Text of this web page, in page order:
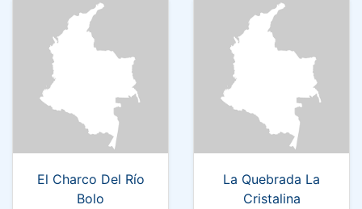
El Charco Del Río
Bolo
La Quebrada La
Cristalina